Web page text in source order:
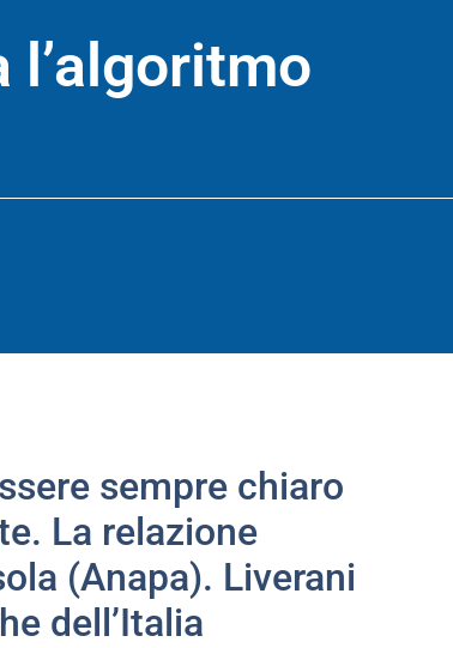
l’algoritmo
sempre chiaro
La relazione
(Anapa). Liverani
dell’Italia